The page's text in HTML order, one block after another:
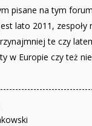
pisane na tym
lato 2011, zespoły
te czy
w Europie czy też